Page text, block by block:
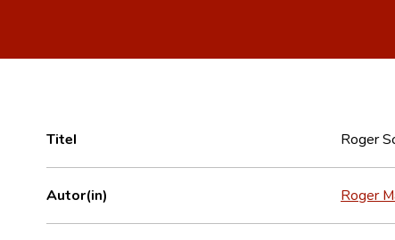
Titel Roger
Autor(in) Roger